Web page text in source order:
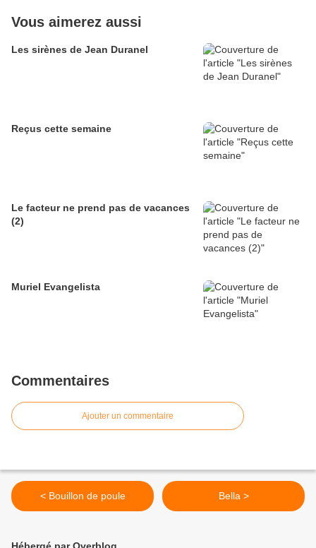
Vous aimerez aussi
Les sirènes de Jean Duranel
Reçus cette semaine
Le facteur ne prend pas de vacances
(2)
Muriel Evangelista
Commentaires
Ajouter un commentaire
< Bouillon de poule Bella >